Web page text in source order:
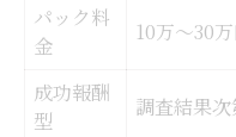
パック料
金
10万～30
成功報酬
型
調査結果次